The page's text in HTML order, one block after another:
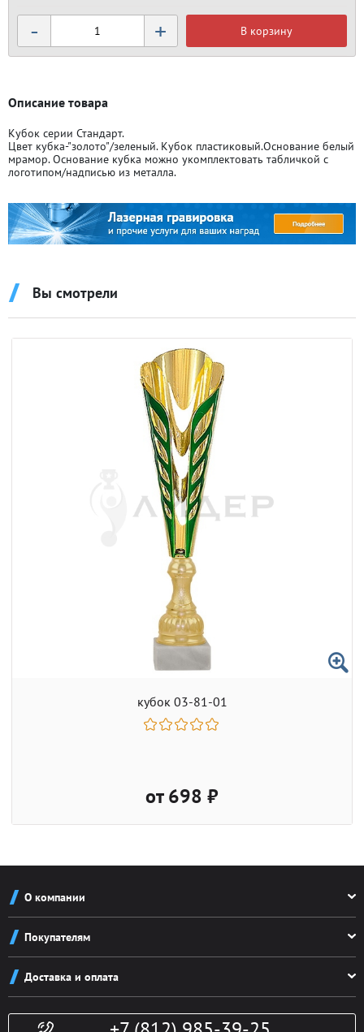
- + В корзину
Описание товара
Кубок серии Стандарт.
Цвет кубка-"золото"/зеленый. Кубок пластиковый.Основание белый
мрамор. Основание кубка можно укомплектовать табличкой с
логотипом/надписью из металла.
Вы смотрели
кубок 03-81-01
от 698 ₽
О компании
Реквизиты
Новости
Контакты
Покупателям
Система скидок
Конфиденциальность
Доставка и оплата
Политика возврата